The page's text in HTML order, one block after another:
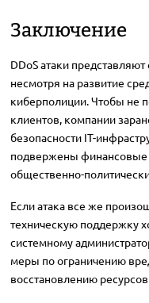
Заключение
DDoS атаки
несмотря на развитие
киберполиции. Чтобы не
клиентов, компании
безопасности IT-
подвержены финансовые
общественно-
Если атака все же
техническую поддержку
системному
меры по ограничению
восстановлению